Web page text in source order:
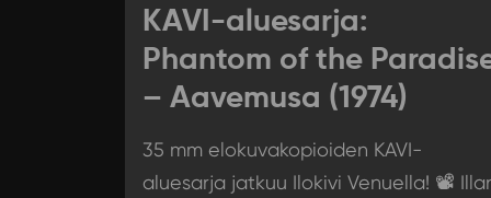
KAVI-aluesarja:
Phantom of the
– Aavemusa (1974)
35 mm elokuvakopioiden KAVI-
aluesarja jatkuu Ilokivi Venuella! 📽️